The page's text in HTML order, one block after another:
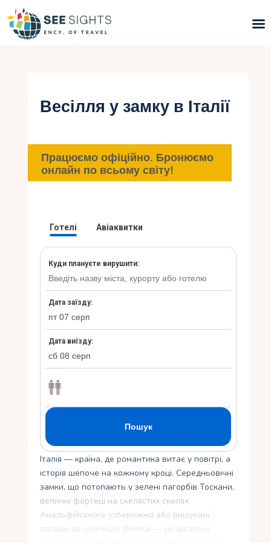
Гарячі тури
Країни
Інфо
Контакти
Весілля у замку в Італії
Працюємо офіційно. Бронюємо
онлайн по всьому світу!
Італія — країна, де романтика витає у повітрі, а
історія шепоче на кожному кроці. Середньовічні
замки, що потопають у зелені пагорбів Тоскани,
величні фортеці на скелястих скелях
Амальфійського узбережжя або вишукані
палаци на околицях Венеції — це ідеальні